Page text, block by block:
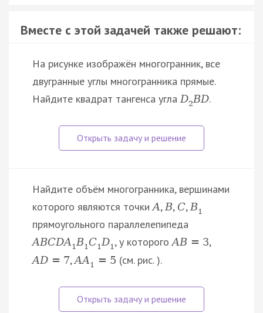
Вместе с этой задачей также решают:
На рисунке изображён многогранник, все
двугранные углы многогранника прямые.
Найдите квадрат тангенса углаD2BD.
Найдите объём многогранника, вершинами
которого являются точкиA,B, C,B1
прямоугольного параллелепипеда
ABCDA1B1C1D1, у которогоAB = 3,
AD = 7,AA 1 = 5 (см. рис. ).